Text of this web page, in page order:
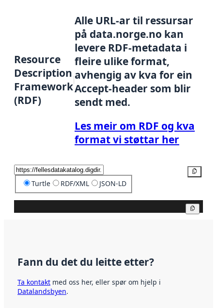
Resource
Description
Framework
(RDF)
Alle URL-ar til ressursar
på data.norge.no kan
levere RDF-metadata i
fleire ulike format,
avhengig av kva for ein
Accept-header som blir
sendt med.
Les meir om RDF og kva
format vi støttar her
Turtle RDF/XML JSON-LD
Fann du det du leitte etter?
Ta kontakt med oss her, eller spør om hjelp i
Datalandsbyen.